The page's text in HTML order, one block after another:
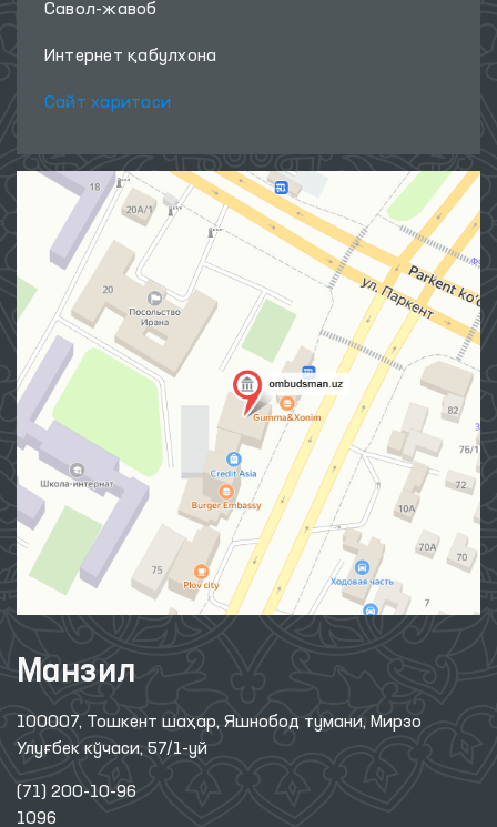
Савол-жавоб
Интернет қабулхона
Сайт харитаси
Манзил
100007, Тошкент шаҳар, Яшнобод тумани, Мирзо
Улуғбек кўчаси, 57/1-уй
(71) 200-10-96
1096